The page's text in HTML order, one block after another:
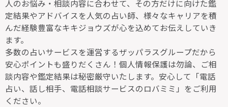
人のお悩み・相談内容に合わせて、その方だけに向けた鑑
定結果やアドバイスを人気の占い師、様々なキャリアを積
んだ経験豊富なキキジョウズが心を込めてお伝えしていき
ます。
多数の占いサービスを運営するザッパラスグループだから
安心ポイントも盛りだくさん！個人情報保護は勿論、ご相
談内容や鑑定結果は秘密厳守いたします。安心して「電話
占い、話し相手、電話相談サービスのロバミミ」をご利用
ください。